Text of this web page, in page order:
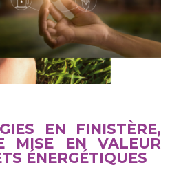
EN FINISTÈRE,
MISE EN VALEUR
ÉNERGÉTIQUES